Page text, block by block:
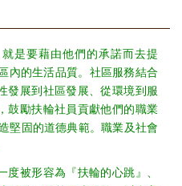
是要藉由他們的承諾而去提
內的生活品質。社區服務結合
發展到社區發展、從環境到服
鼓勵扶輪社員貢獻他們的職業
堅固的道德典範。職業及社會
被形容為『扶輪的心跳』、